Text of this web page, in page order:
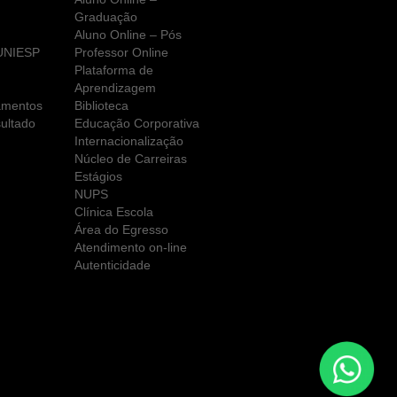
Graduação
Aluno Online – Pós
Professor Online
Plataforma de
Aprendizagem
Biblioteca
Educação Corporativa
Internacionalização
Núcleo de Carreiras
Estágios
NUPS
Clínica Escola
Área do Egresso
Atendimento on-line
Autenticidade